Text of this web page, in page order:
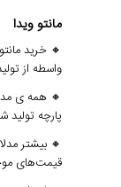
مانتو ویدا
🔸 خرید
واسطه از
🔸 همه ی
پارچه تولید
قیمت‌های